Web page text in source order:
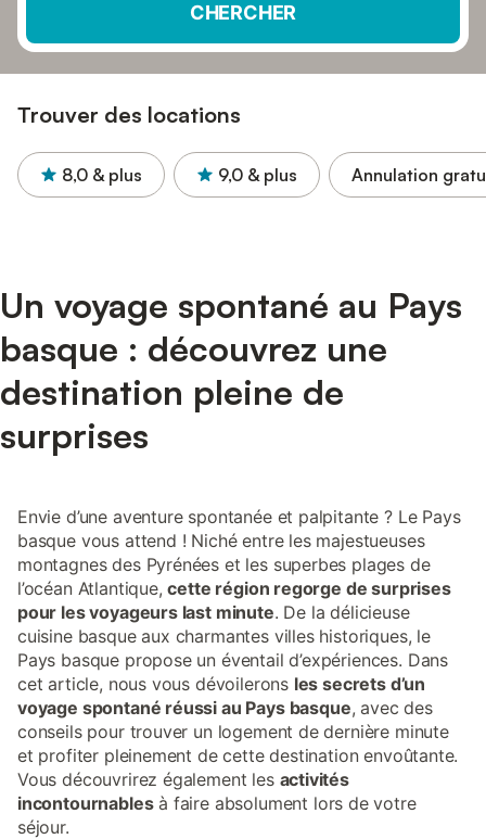
CHERCHER
Trouver des locations
8,0 & plus 9,0 & plus Annulation
Un voyage spontané au Pays
basque : découvrez une
destination pleine de
surprises
Envie d’une aventure spontanée et palpitante ? Le Pays
basque vous attend ! Niché entre les majestueuses
montagnes des Pyrénées et les superbes plages de
l’océan Atlantique,cette région regorge de surprises
pour les voyageurs last minute. De la délicieuse
cuisine basque aux charmantes villes historiques, le
Pays basque propose un éventail d’expériences. Dans
cet article, nous vous dévoilerons les secrets d’un
voyage spontané réussi au Pays basque, avec des
conseils pour trouver un logement de dernière minute
et profiter pleinement de cette destination envoûtante.
Vous découvrirez également les activités
incontournablesà faire absolument lors de votre
séjour.